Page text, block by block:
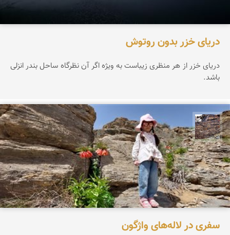
دریای خزر بدون روتوش
دریای خزر از هر منظری زیباست به ویژه اگر آن نظرگاه ساحل بندر انزلی
باشد.
محمد ناصری فرد
سفری در لاله‌های واژگون